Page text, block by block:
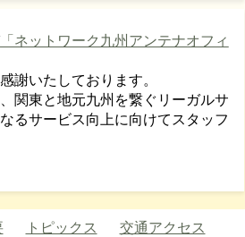
「ネットワーク九州アンテナオフィ
いたしております。
関東と地元九州を繋ぐリーガルサ
るサービス向上に向けてスタッフ
トピックス
交通アクセス